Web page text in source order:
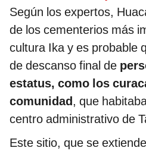
Según los expertos,
de los cementerios más
cultura Ika y es probable
de descanso final de
estatus, como los
comunidad, que
centro administrativo de
Este sitio, que se